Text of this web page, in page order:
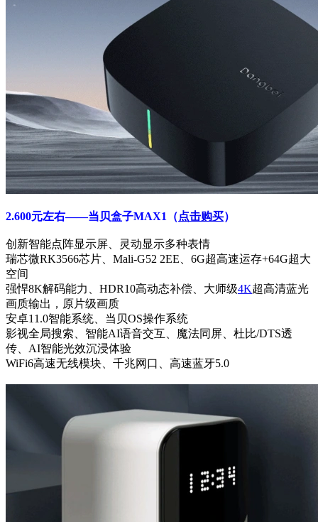
2.600元左右——当贝盒子MAX1 （点击购买）
创新智能点阵显示屏、灵动显示多种表情
瑞芯微RK3566芯片、Mali-G52 2EE、6G超高速运存+64G超大
空间
强悍8K解码能力、HDR10高动态补偿、大师级4K超高清蓝光
画质输出，原片级画质
安卓11.0智能系统、当贝OS操作系统
影视全局搜索、智能AI语音交互、魔法同屏、杜比/DTS透
传、AI智能光效沉浸体验
WiFi6高速无线模块、千兆网口、高速蓝牙5.0